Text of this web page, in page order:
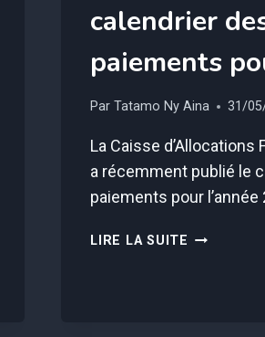
calendrier
paiements
Par Tatamo Ny Aina 31/
La Caisse d’Allocations
a récemment publié le
paiements pour l’année
LIRE LA SUITE CAF